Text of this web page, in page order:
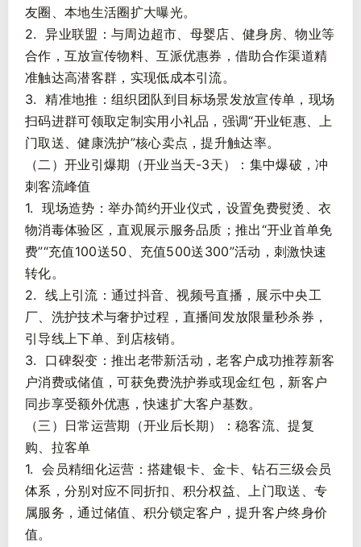
友圈、本地生活圈扩大曝光。
2. 异业联盟：与周边超市、母婴店、健身房、物业等
合作，互放宣传物料、互派优惠券，借助合作渠道精
准触达高潜客群，实现低成本引流。
3. 精准地推：组织团队到目标场景发放宣传单，现场
扫码进群可领取定制实用小礼品，强调“开业钜惠、上
门取送、健康洗护”核心卖点，提升触达率。
（二）开业引爆期（开业当天-3天）：集中爆破，冲
刺客流峰值
1. 现场造势：举办简约开业仪式，设置免费熨烫、衣
物消毒体验区，直观展示服务品质；推出“开业首单免
费”“充值100送50、充值500送300”活动，刺激快速
转化。
2. 线上引流：通过抖音、视频号直播，展示中央工
厂、洗护技术与奢护过程，直播间发放限量秒杀券，
引导线上下单、到店核销。
3. 口碑裂变：推出老带新活动，老客户成功推荐新客
户消费或储值，可获免费洗护券或现金红包，新客户
同步享受额外优惠，快速扩大客户基数。
（三）日常运营期（开业后长期）：稳客流、提复
购、拉客单
1. 会员精细化运营：搭建银卡、金卡、钻石三级会员
体系，分别对应不同折扣、积分权益、上门取送、专
属服务，通过储值、积分锁定客户，提升客户终身价
值。